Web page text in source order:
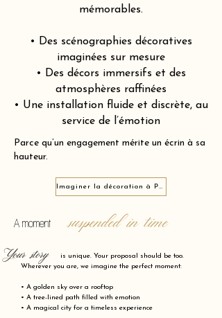
mémorables.
• Des scénographies décoratives
imaginées sur mesure
• Des décors immersifs et des
atmosphères raffinées
• Une installation fluide et discrète, au
service de l’émotion
Parce qu’un engagement mérite un écrin à sa
hauteur.
Imaginer la décoration à Péronne 80200
A moment suspended in time
is unique. Your proposal should be too.
Wherever you are, we imagine the perfect moment:
• A golden sky over a rooftop
• A tree-lined path filled with emotion
• A magical city for a timeless experience
Your story